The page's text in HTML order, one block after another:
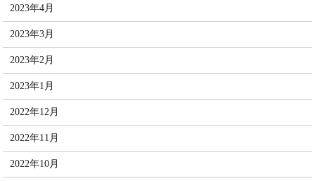
2023年4月
2023年3月
2023年2月
2023年1月
2022年12月
2022年11月
2022年10月